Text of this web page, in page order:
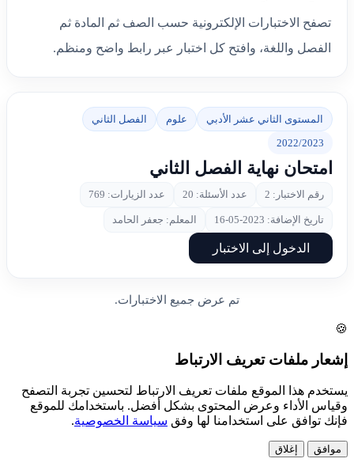
تصفح الاختبارات الإلكترونية حسب الصف ثم المادة ثم
الفصل واللغة، وافتح كل اختبار عبر رابط واضح ومنظم.
المستوى الثاني عشر الأدبي علوم
الفصل الثاني
2022/2023
امتحان نهاية الفصل الثاني
رقم الاختبار: 2 عدد الأسئلة: 20 عدد الزيارات: 769
تاريخ الإضافة: 2023-05-16 المعلم: جعفر الحامد
الدخول إلى الاختبار
تم عرض جميع الاختبارات.
🍪
إشعار ملفات تعريف الارتباط
يستخدم هذا الموقع ملفات تعريف الارتباط لتحسين تجربة التصفح
وقياس الأداء وعرض المحتوى بشكل أفضل. باستخدامك للموقع
فإنك توافق على استخدامنا لها وفق سياسة الخصوصية.
موافق إغلاق